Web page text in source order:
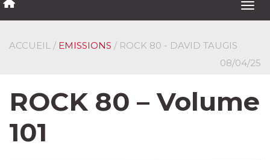
ACCUEIL / EMISSIONS / ROCK 80 - DAVID TAUGIS
08/04/25
ROCK 80 – Volume
101